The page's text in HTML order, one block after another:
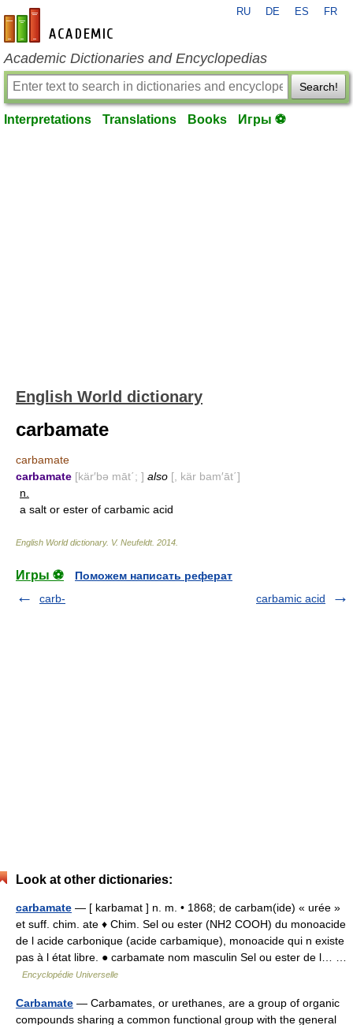
en-academic.com
RU DE ES FR
Academic Dictionaries and Encyclopedias
Search!
Interpretations Translations Books Игры ⚽
English World dictionary
carbamate
carbamate
carbamate [kär′bə māt΄; ] also [, kär bam′āt΄]
n.
a salt or ester of carbamic acid
English World dictionary. V. Neufeldt. 2014
Игры ⚽
Поможем написать реферат
carb-
carbamic acid
Look at other dictionaries:
carbamate — [ karbamat ] n. m. • 1868; de carbam(ide) « urée »
et suff. chim. ate ♦ Chim. Sel ou ester (NH2 COOH) du monoacide
de l acide carbonique (acide carbamique), monoacide qui n existe
pas à l état libre. ● carbamate nom masculin Sel ou ester de l… …
Encyclopédie Universelle
Carbamate — Carbamates, or urethanes, are a group of organic
compounds sharing a common functional group with the general